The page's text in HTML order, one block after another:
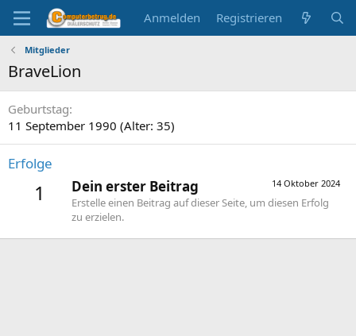
Anmelden Registrieren
Mitglieder
BraveLion
Geburtstag
11 September 1990 (Alter: 35)
Erfolge
1 14 Oktober 2024
Dein erster Beitrag
Erstelle einen Beitrag auf dieser Seite, um diesen Erfolg
zu erzielen.